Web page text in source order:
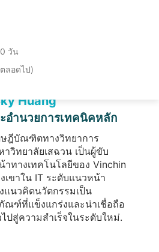
วัน
ลอดไป)
Huang
อำนวยการเทคนิคหลัก
ฎีบัณฑิตทางวิทยาการ
วิทยาลัยเสฉวน เป็นผู้ขับ
ทางเทคโนโลยีของ Vinchin
เขาใน IT ระดับแนวหน้า
แนวคิดนวัตกรรมเป็น
ฑ์ที่แข็งแกร่งและน่าเชื่อถือ
ปสู่ความสำเร็จในระดับใหม่.